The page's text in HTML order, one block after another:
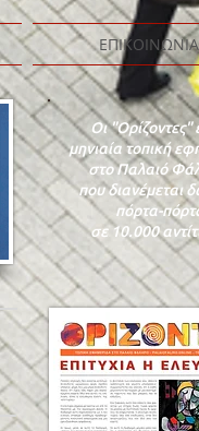
ΕΠΙΚΟΙΝΩΝΙΑ
Οι "Ορίζοντες"
μηνιαία τοπική
στο Παλαιό
που διανέμεται
πόρτα-
σε 10.000